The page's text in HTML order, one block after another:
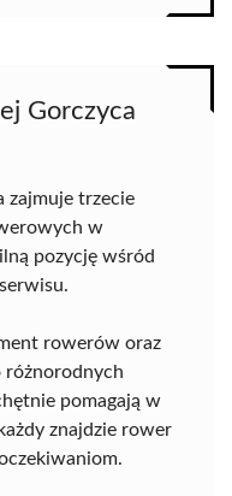
Gorczyca
zajmuje trzecie
w
pozycję wśród
rowerów oraz
różnorodnych
pomagają w
znajdzie rower